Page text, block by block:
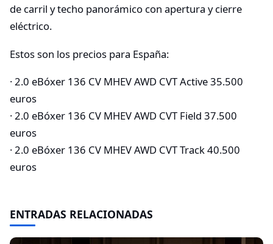
de carril y techo panorámico con apertura y cierre
eléctrico.
Estos son los precios para España:
· 2.0 eBóxer 136 CV MHEV AWD CVT Active 35.500
euros
· 2.0 eBóxer 136 CV MHEV AWD CVT Field 37.500
euros
· 2.0 eBóxer 136 CV MHEV AWD CVT Track 40.500
euros
ENTRADAS RELACIONADAS